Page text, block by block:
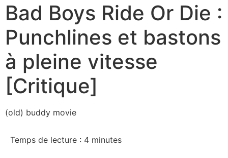
Bad Boys Ride Or Die :
Punchlines et bastons
à pleine vitesse
[Critique]
(old) buddy movie
Temps de lecture : 4 minutes